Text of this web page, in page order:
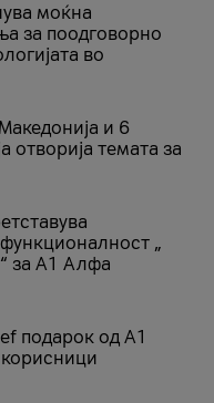
моќна
за поодговорно
во
и 6
отворија темата за
„
за А1 Алфа
подарок од А1
корисници